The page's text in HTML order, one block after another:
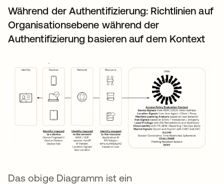
Während der Authentifizierung: Richtlinien auf
Organisationsebene während der
Authentifizierung basieren auf dem Kontext
Das obige Diagramm ist ein